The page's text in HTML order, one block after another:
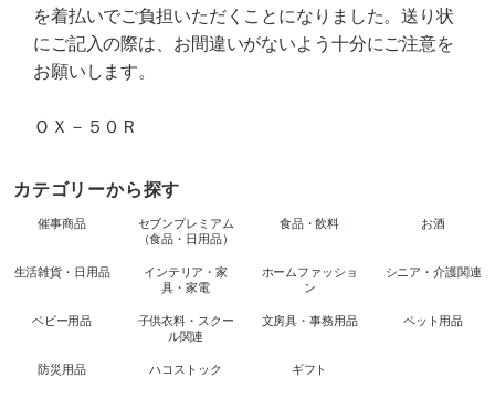
を着払いでご負担いただくことになりました。送り状
にご記入の際は、お間違いがないよう十分にご注意を
お願いします。
ＯＸ－５０Ｒ
カテゴリーから探す
催事商品
セブンプレミアム
（食品・日用品）
食品・飲料 お酒
生活雑貨・日用品
インテリア・家
具・家電
ホームファッショ
ン
シニア・介護関連
ベビー用品
子供衣料・スクー
ル関連
文房具・事務用品 ペット用品
防災用品 ハコストック ギフト